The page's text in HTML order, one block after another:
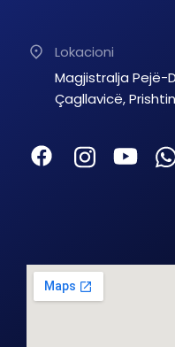
Lokacioni
Magjistralja Pejë-
Çagllavicë,